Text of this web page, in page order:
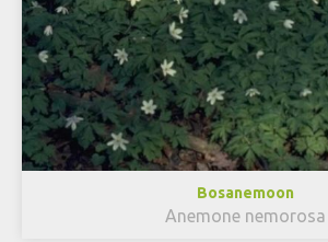
Bosanemoon
Anemone nemorosa